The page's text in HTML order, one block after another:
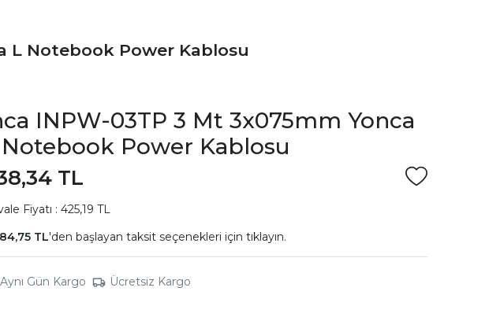
L Notebook Power Kablosu
INPW-03TP 3 Mt 3x075mm Yonca
Notebook Power Kablosu
TL
Fiyatı : 425,19 TL
84,75 TL'den başlayan taksit seçenekleri için tıklayın.
Aynı Gün Kargo Ücretsiz Kargo